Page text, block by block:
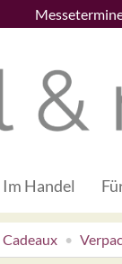
Im Handel
Cadeaux